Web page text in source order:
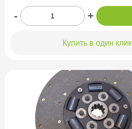
- +
Купить в один клик